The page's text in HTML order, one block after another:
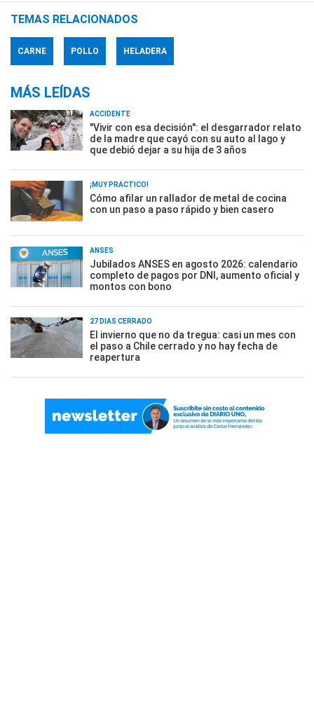
TEMAS RELACIONADOS
CARNE POLLO HELADERA
MÁS LEÍDAS
ACCIDENTE
"Vivir con esa decisión": el desgarrador relato
de la madre que cayó con su auto al lago y
que debió dejar a su hija de 3 años
¡MUY PRÁCTICO!
Cómo afilar un rallador de metal de cocina
con un paso a paso rápido y bien casero
ANSES
Jubilados ANSES en agosto 2026: calendario
completo de pagos por DNI, aumento oficial y
montos con bono
27 DÍAS CERRADO
El invierno que no da tregua: casi un mes con
el paso a Chile cerrado y no hay fecha de
reapertura